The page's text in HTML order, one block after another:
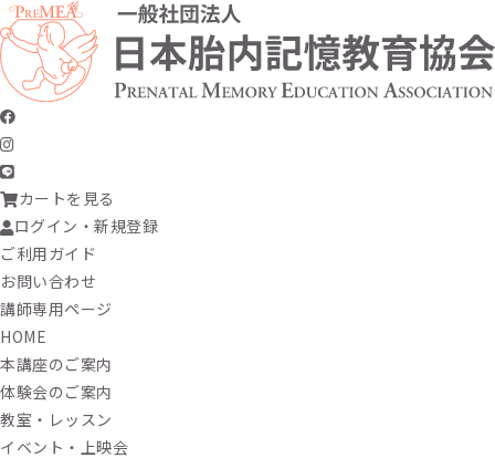
カートを見る
ログイン・新規登録
ご利用ガイド
お問い合わせ
講師専用ページ
HOME
本講座のご案内
体験会のご案内
教室・レッスン
イベント・上映会